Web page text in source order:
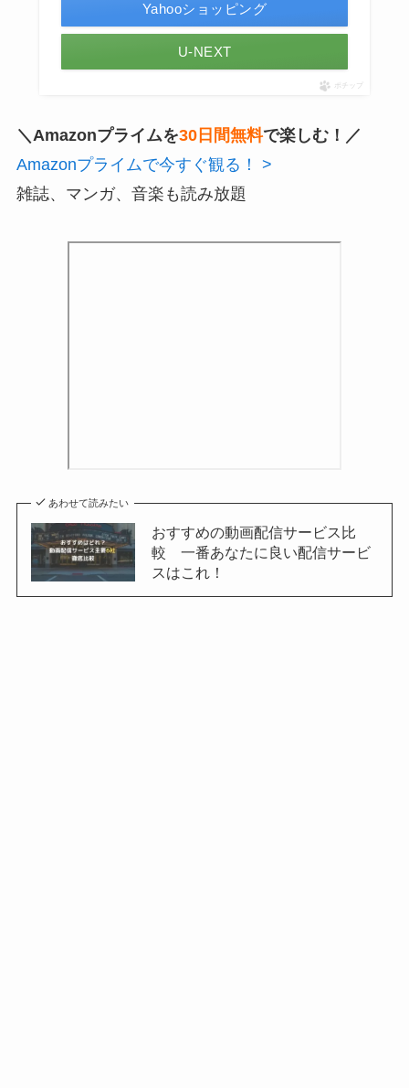
Yahooショッピング
U-NEXT
ポチップ
＼Amazonプライムを30日間無料で楽しむ！／
Amazonプライムで今すぐ観る！ >
雑誌、マンガ、音楽も読み放題
あわせて読みたい
おすすめの動画配信サービス比
較 一番あなたに良い配信サービ
スはこれ！